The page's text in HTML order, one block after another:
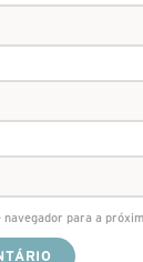
navegador para a